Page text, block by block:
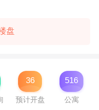
盘
36
预计开盘
516
公寓